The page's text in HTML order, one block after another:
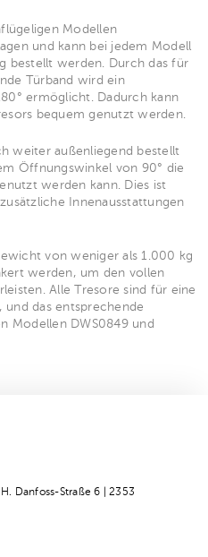
Modellen
und kann bei jedem Modell
bestellt werden. Durch das für
Türband wird ein
ermöglicht. Dadurch kann
bequem genutzt werden.
weiter außenliegend bestellt
Öffnungswinkel von 90° die
werden kann. Dies ist
Innenausstattungen
von weniger als 1.000 kg
werden, um den vollen
Alle Tresore sind für eine
das entsprechende
Modellen DWS0849 und
Danfoss-Straße 6 | 2353